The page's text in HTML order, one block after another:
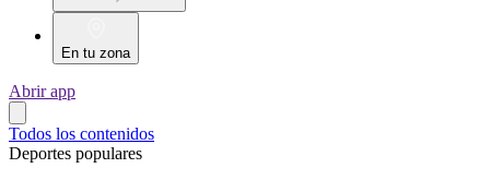
En tu zona
Abrir app
Todos los contenidos
Deportes populares